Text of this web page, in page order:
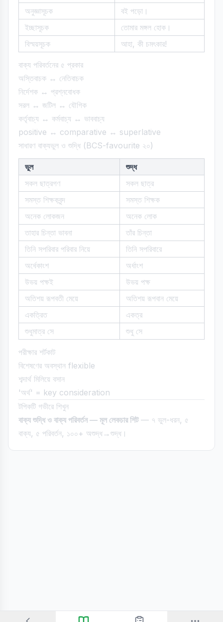
অনুজ্ঞাসূচক
বই পড়ো।
ইচ্ছাসূচক
তোমার মঙ্গল হোক।
বিস্ময়সূচক
আহা, কী চমৎকার!
বাক্য পরিবর্তনের ৫ প্রকার
অস্তিবাচক ↔ নেতিবাচক
নির্দেশক ↔ প্রশ্নবোধক
সরল ↔ জটিল ↔ যৌগিক
কর্তৃবাচ্য ↔ কর্মবাচ্য ↔ ভাববাচ্য
positive ↔ comparative ↔ superlative
সাধারণ বাক্যভুল ও শুদ্ধি (BCS-favourite ২০)
ভুল
শুদ্ধ
সকল ছাত্রগণ
সকল ছাত্র
সমস্ত শিক্ষকবৃন্দ
সমস্ত শিক্ষক
অনেক লোকজন
অনেক লোক
তাহার চিন্তা ভাবনা
তাঁর চিন্তা
তিনি সপরিবার পরিবার নিয়ে
তিনি সপরিবারে
অর্ধেকাংশ
অর্ধাংশ
উভয় পক্ষই
উভয় পক্ষ
অতিশয় রূপবতী মেয়ে
অতিশয় রূপবান মেয়ে
একত্রিত
একত্র
শুধুমাত্র সে
শুধু সে
পরীক্ষার শর্টকাট
বিশেষণের অবস্থান flexible
শব্দার্থ মিলিয়ে বসান
'অর্থ' = key consideration
টপিকটি গভীরে শিখুন
বাক্য শুদ্ধি ও বাক্য পরিবর্তন — মূল লেকচার শিট— ৭ ভুল-ধরন, ৫
বাক্য, ৫ পরিবর্তন, ১০০+ অশুদ্ধ→শুদ্ধ।